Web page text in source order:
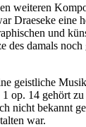
weiteren
eine
und
damals
geistliche
14 gehört
nicht bekannt
war.